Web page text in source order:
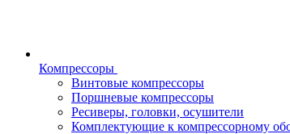
Компрессоры
Винтовые компрессоры
Поршневые компрессоры
Ресиверы, головки, осушители
Комплектующие к компрессорному